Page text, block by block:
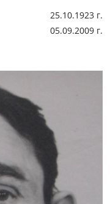
25.10.1923 г.
05.09.2009 г.